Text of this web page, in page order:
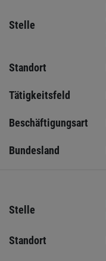
Stelle
Standort
Tätigkeitsfeld
Beschäftigungsart
Bundesland
Stelle
Standort